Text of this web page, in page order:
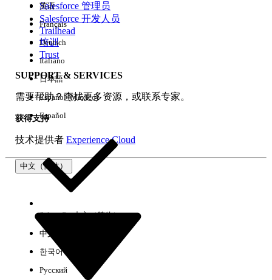
体验
Salesforce 管理员
Salesforce 开发人员
Trailhead
培训
Trust
SUPPORT & SERVICES
需要帮助？查找更多资源，或联系专家。
获得支持
技术提供者 Experience Cloud
中文（简体）
英语
Français
Deutsch
Italiano
日本語
Español (México)
Español
Select Org中文（简体）
中文（繁体）
한국어
Русский